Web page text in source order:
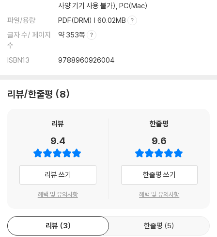
사양 기기 사용 불가), PC(Mac)
파일/용량
PDF(DRM) | 60.02MB
글자 수/ 페이지
수
약 353쪽
ISBN13 9788960926004
리뷰/한줄평 8
리뷰
9.4
리뷰 쓰기
혜택 및 유의사항
한줄평
9.6
한줄평 쓰기
혜택 및 유의사항
리뷰 3 한줄평 5